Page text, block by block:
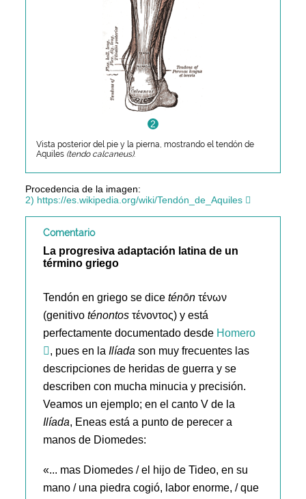
2
Vista posterior del pie y la pierna, mostrando el tendón de
Aquiles (tendo calcaneus).
Procedencia de la imagen:
2) https://es.wikipedia.org/wiki/Tendón_de_Aquiles
Comentario
La progresiva adaptación latina de un
término griego
Tendón en griego se diceténōn τένων
(genitivoténontos τένοντος) y está
perfectamente documentado desde Homero
, pues en laIlíada son muy frecuentes las
descripciones de heridas de guerra y se
describen con mucha minucia y precisión.
Veamos un ejemplo; en el canto V de la
Ilíada, Eneas está a punto de perecer a
manos de Diomedes:
«... mas Diomedes / el hijo de Tideo, en su
mano / una piedra cogió, labor enorme, / que